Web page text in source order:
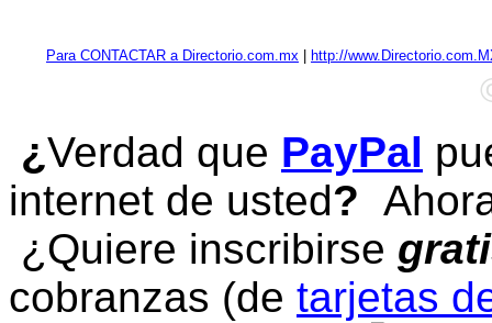
Para CONTACTAR a Directorio.com.mx http://
¿Verdad que PayPal
internet de usted?
¿Quiere inscribirse
cobranzas (de tarjetas